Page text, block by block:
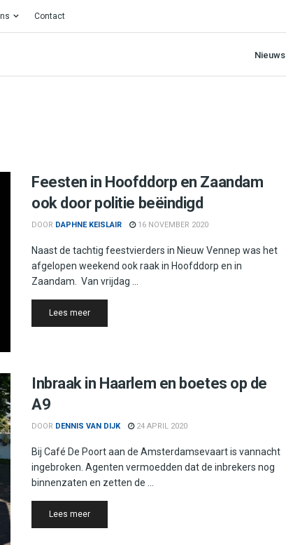
Contact
Nieuws
Feesten in Hoofddorp en Zaandam
ook door politie beëindigd
DOOR DAPHNE KEISLAIR 16 NOVEMBER 2020
Naast de tachtig feestvierders in Nieuw Vennep was het
afgelopen weekend ook raak in Hoofddorp en in
Zaandam. Van vrijdag ...
Lees meerDetails
Inbraak in Haarlem en boetes op de
A9
DOOR DENNIS VAN DIJK 24 APRIL 2020
Bij Café De Poort aan de Amsterdamsevaart is vannacht
ingebroken. Agenten vermoedden dat de inbrekers nog
binnenzaten en zetten de ...
Lees meerDetails